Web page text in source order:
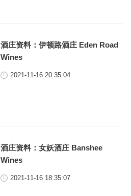
酒庄资料：伊顿路酒庄 Eden Road
Wines
2021-11-16 20:35:04
酒庄资料：女妖酒庄 Banshee
Wines
2021-11-16 18:35:07